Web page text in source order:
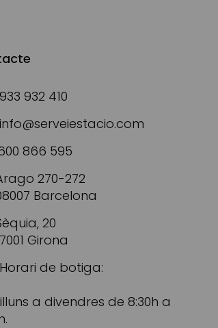
933 932 410
info@serveiestacio.com
866 595
270-272
Barcelona
20
Girona
Horari de botiga:
a divendres de 8:30h a